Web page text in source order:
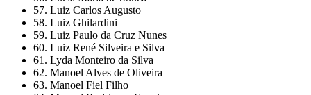
57. Luiz Carlos Augusto
58. Luiz Ghilardini
59. Luiz Paulo da Cruz Nunes
60. Luiz René Silveira e Silva
61. Lyda Monteiro da Silva
62. Manoel Alves de Oliveira
63. Manoel Fiel Filho